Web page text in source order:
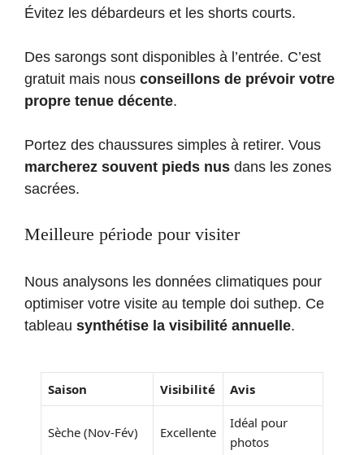
Évitez les débardeurs et les shorts courts.
Des sarongs sont disponibles à l’entrée. C’est
gratuit mais nous conseillons de prévoir votre
propre tenue décente.
Portez des chaussures simples à retirer. Vous
marcherez souvent pieds nus dans les zones
sacrées.
Meilleure période pour visiter
Nous analysons les données climatiques pour
optimiser votre visite au temple doi suthep. Ce
tableau synthétise la visibilité annuelle.
Saison Visibilité Avis
Sèche (Nov-Fév) Excellente
Idéal pour
photos